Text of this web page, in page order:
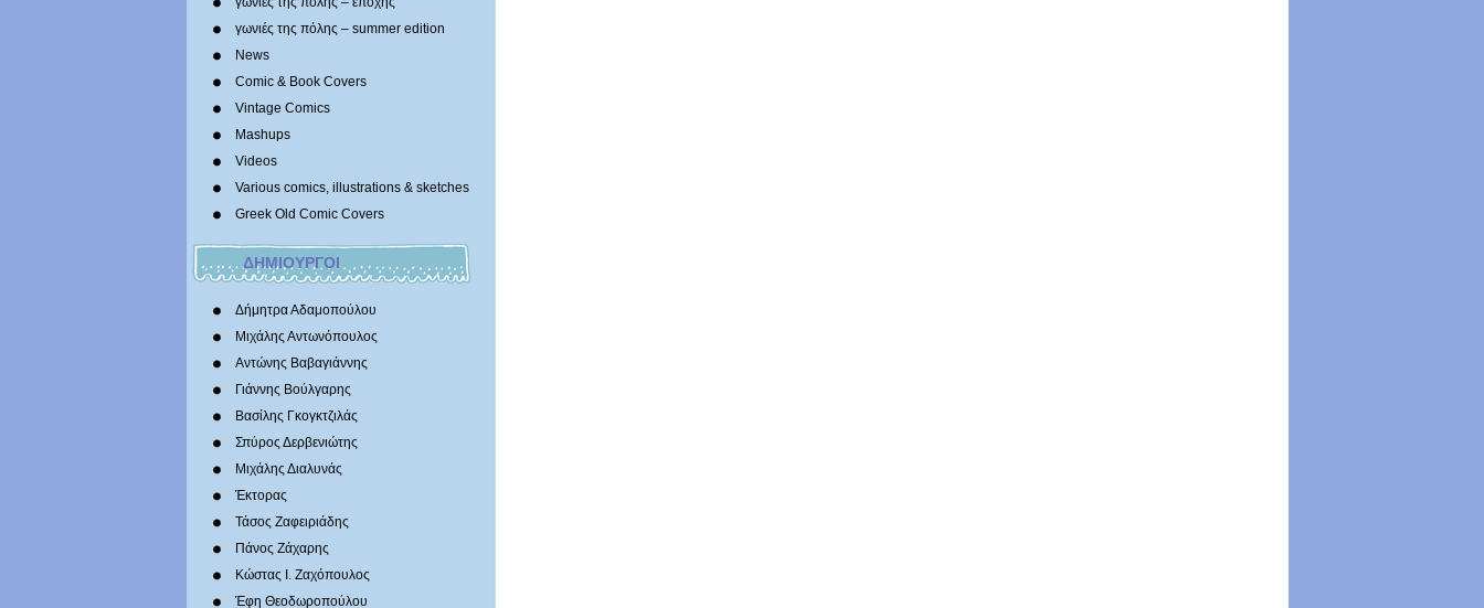
γωνιές της πόλης – summer edition
News
Comic & Book Covers
Vintage Comics
Mashups
Videos
Various comics, illustrations & sketches
Greek Old Comic Covers
ΔΗΜΙΟΥΡΓΟΙ
Δήμητρα Αδαμοπούλου
Μιχάλης Αντωνόπουλος
Αντώνης Βαβαγιάννης
Γιάννης Βούλγαρης
Βασίλης Γκογκτζιλάς
Σπύρος Δερβενιώτης
Mιχάλης Διαλυνάς
Έκτορας
Τάσος Ζαφειριάδης
Πάνος Ζάχαρης
Κώστας Ι. Ζαχόπουλoς
Έφη Θεοδωροπούλου